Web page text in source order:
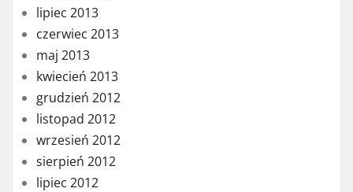
lipiec 2013
czerwiec 2013
maj 2013
kwiecień 2013
grudzień 2012
listopad 2012
wrzesień 2012
sierpień 2012
lipiec 2012